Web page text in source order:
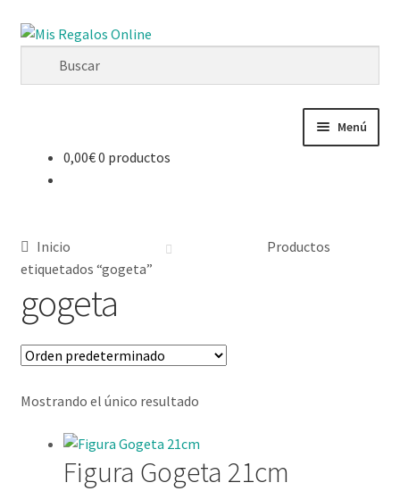
Menú
Secciones
Ofertas
Novedades
Lista de deseos
Mi cuenta
0,00€0 productos
Inicio
Productos
etiquetados “gogeta”
gogeta
Mostrando el único resultado
Figura Gogeta 21cm